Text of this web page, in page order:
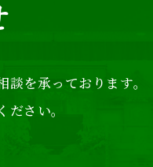
談を承っております。
さい。